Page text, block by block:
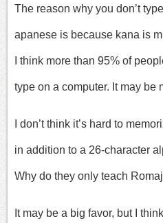
The reason why you don’t
apanese is because kana is
I think more than 95% of
type on a computer. It may be
I don’t think it’s hard to
in addition to a 26-character
Why do they only teach
It may be a big favor, but I